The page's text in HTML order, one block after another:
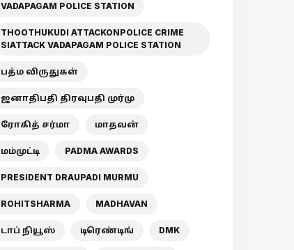
VADAPAGAM POLICE STATION
THOOTHUKUDI ATTACKONPOLICE CRIME
SIATTACK VADAPAGAM POLICE STATION
பத்ம விருதுகள்
ஜனாதிபதி திரவுபதி முர்மு
ரோகித் சர்மா மாதவன்
மம்முட்டி PADMA AWARDS
PRESIDENT DRAUPADI MURMU
ROHITSHARMA MADHAVAN
டாப் நியூஸ் டிரெண்டிங் DMK